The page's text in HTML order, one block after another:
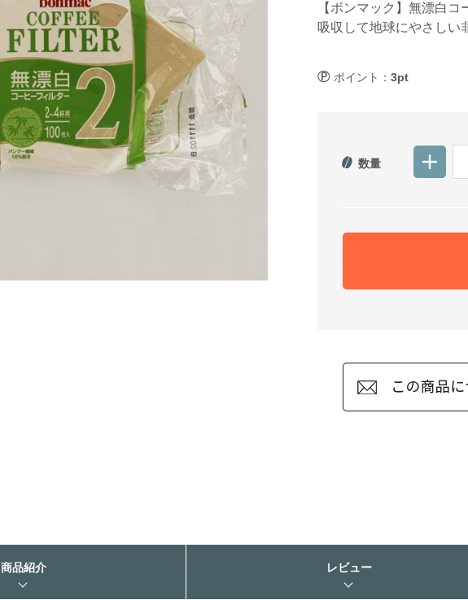
【ボンマック】無漂白
吸収して地球にやさしい
ポイント：3pt
数量
商品紹介 レビュー